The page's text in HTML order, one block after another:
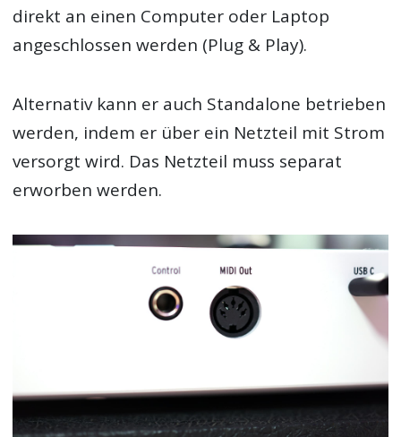
direkt an einen Computer oder Laptop
angeschlossen werden (Plug & Play).
Alternativ kann er auch Standalone betrieben
werden, indem er über ein Netzteil mit Strom
versorgt wird. Das Netzteil muss separat
erworben werden.